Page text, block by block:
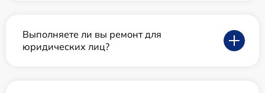
Выполняете ли вы ремонт для
юридических лиц?